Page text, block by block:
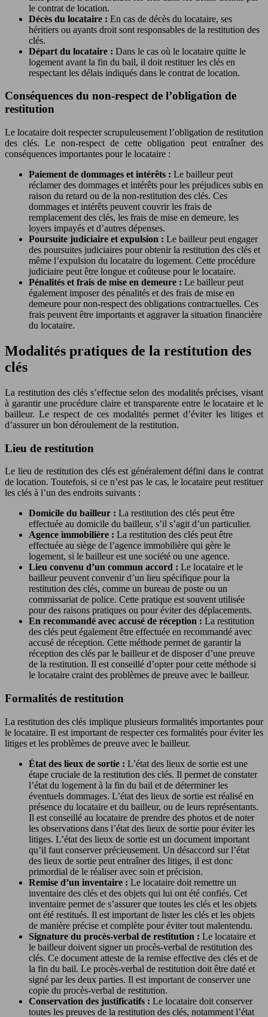
le contrat de location.
Décès du locataire : En cas de décès du locataire, ses
héritiers ou ayants droit sont responsables de la restitution des
clés.
Départ du locataire : Dans le cas où le locataire quitte le
logement avant la fin du bail, il doit restituer les clés en
respectant les délais indiqués dans le contrat de location.
Conséquences du non-respect de l’obligation de
restitution
Le locataire doit respecter scrupuleusement l’obligation de restitution
des clés. Le non-respect de cette obligation peut entraîner des
conséquences importantes pour le locataire :
Paiement de dommages et intérêts : Le bailleur peut
réclamer des dommages et intérêts pour les préjudices subis en
raison du retard ou de la non-restitution des clés. Ces
dommages et intérêts peuvent couvrir les frais de
remplacement des clés, les frais de mise en demeure, les
loyers impayés et d’autres dépenses.
Poursuite judiciaire et expulsion : Le bailleur peut engager
des poursuites judiciaires pour obtenir la restitution des clés et
même l’expulsion du locataire du logement. Cette procédure
judiciaire peut être longue et coûteuse pour le locataire.
Pénalités et frais de mise en demeure : Le bailleur peut
également imposer des pénalités et des frais de mise en
demeure pour non-respect des obligations contractuelles. Ces
frais peuvent être importants et aggraver la situation financière
du locataire.
Modalités pratiques de la restitution des
clés
La restitution des clés s’effectue selon des modalités précises, visant
à garantir une procédure claire et transparente entre le locataire et le
bailleur. Le respect de ces modalités permet d’éviter les litiges et
d’assurer un bon déroulement de la restitution.
Lieu de restitution
Le lieu de restitution des clés est généralement défini dans le contrat
de location. Toutefois, si ce n’est pas le cas, le locataire peut restituer
les clés à l’un des endroits suivants :
Domicile du bailleur : La restitution des clés peut être
effectuée au domicile du bailleur, s’il s’agit d’un particulier.
Agence immobilière : La restitution des clés peut être
effectuée au siège de l’agence immobilière qui gère le
logement, si le bailleur est une société ou une agence.
Lieu convenu d’un commun accord : Le locataire et le
bailleur peuvent convenir d’un lieu spécifique pour la
restitution des clés, comme un bureau de poste ou un
commissariat de police. Cette pratique est souvent utilisée
pour des raisons pratiques ou pour éviter des déplacements.
En recommandé avec accusé de réception : La restitution
des clés peut également être effectuée en recommandé avec
accusé de réception. Cette méthode permet de garantir la
réception des clés par le bailleur et de disposer d’une preuve
de la restitution. Il est conseillé d’opter pour cette méthode si
le locataire craint des problèmes de preuve avec le bailleur.
Formalités de restitution
La restitution des clés implique plusieurs formalités importantes pour
le locataire. Il est important de respecter ces formalités pour éviter les
litiges et les problèmes de preuve avec le bailleur.
État des lieux de sortie : L’état des lieux de sortie est une
étape cruciale de la restitution des clés. Il permet de constater
l’état du logement à la fin du bail et de déterminer les
éventuels dommages. L’état des lieux de sortie est réalisé en
présence du locataire et du bailleur, ou de leurs représentants.
Il est conseillé au locataire de prendre des photos et de noter
les observations dans l’état des lieux de sortie pour éviter les
litiges. L’état des lieux de sortie est un document important
qu’il faut conserver précieusement. Un désaccord sur l’état
des lieux de sortie peut entraîner des litiges, il est donc
primordial de le réaliser avec soin et précision.
Remise d’un inventaire : Le locataire doit remettre un
inventaire des clés et des objets qui lui ont été confiés. Cet
inventaire permet de s’assurer que toutes les clés et les objets
ont été restitués. Il est important de lister les clés et les objets
de manière précise et complète pour éviter tout malentendu.
Signature du procès-verbal de restitution : Le locataire et
le bailleur doivent signer un procès-verbal de restitution des
clés. Ce document atteste de la remise effective des clés et de
la fin du bail. Le procès-verbal de restitution doit être daté et
signé par les deux parties. Il est important de conserver une
copie du procès-verbal de restitution.
Conservation des justificatifs : Le locataire doit conserver
toutes les preuves de la restitution des clés, notamment l’état